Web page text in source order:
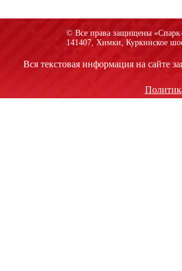
© Все права защищены
141407, Химки, Куркинское
Вся текстовая информация на сайте